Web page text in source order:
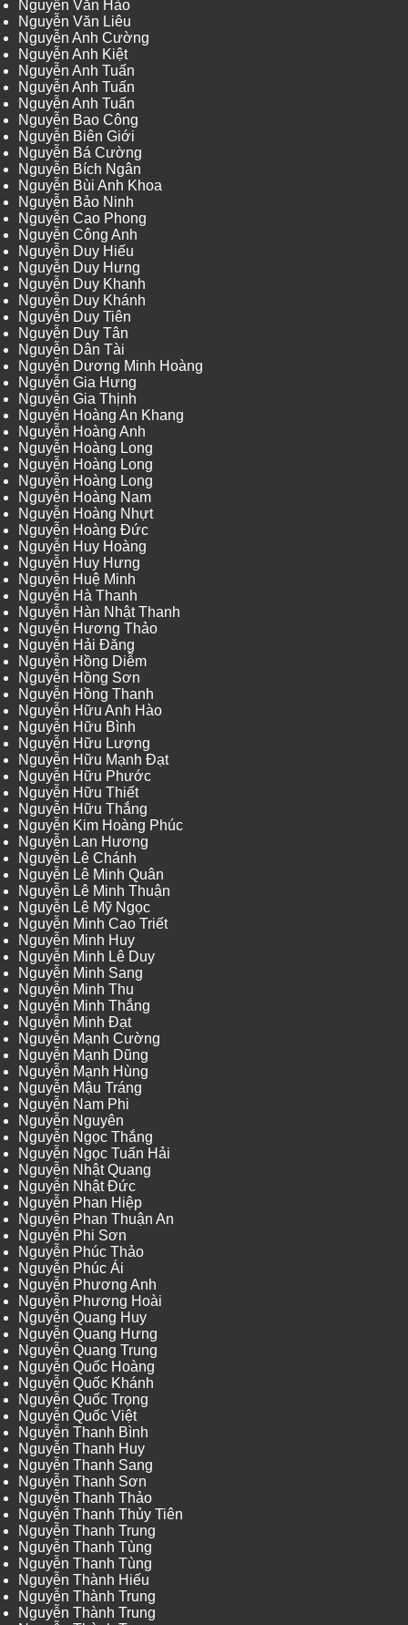
Nguyễn Văn Hào
Nguyễn Văn Liêu
Nguyễn Anh Cường
Nguyễn Anh Kiệt
Nguyễn Anh Tuấn
Nguyễn Anh Tuấn
Nguyễn Anh Tuấn
Nguyễn Bao Công
Nguyễn Biên Giới
Nguyễn Bá Cường
Nguyễn Bích Ngân
Nguyễn Bùi Anh Khoa
Nguyễn Bảo Ninh
Nguyễn Cao Phong
Nguyễn Công Anh
Nguyễn Duy Hiếu
Nguyễn Duy Hưng
Nguyễn Duy Khanh
Nguyễn Duy Khánh
Nguyễn Duy Tiên
Nguyễn Duy Tân
Nguyễn Dân Tài
Nguyễn Dương Minh Hoàng
Nguyễn Gia Hưng
Nguyễn Gia Thịnh
Nguyễn Hoàng An Khang
Nguyễn Hoàng Anh
Nguyễn Hoàng Long
Nguyễn Hoàng Long
Nguyễn Hoàng Long
Nguyễn Hoàng Nam
Nguyễn Hoàng Nhựt
Nguyễn Hoàng Đức
Nguyễn Huy Hoàng
Nguyễn Huy Hưng
Nguyễn Huệ Minh
Nguyễn Hà Thanh
Nguyễn Hàn Nhật Thanh
Nguyễn Hương Thảo
Nguyễn Hải Đăng
Nguyễn Hồng Diễm
Nguyễn Hồng Sơn
Nguyễn Hồng Thanh
Nguyễn Hữu Anh Hào
Nguyễn Hữu Bình
Nguyễn Hữu Lượng
Nguyễn Hữu Mạnh Đạt
Nguyễn Hữu Phước
Nguyễn Hữu Thiết
Nguyễn Hữu Thắng
Nguyễn Kim Hoàng Phúc
Nguyễn Lan Hương
Nguyễn Lê Chánh
Nguyễn Lê Minh Quân
Nguyễn Lê Minh Thuận
Nguyễn Lê Mỹ Ngọc
Nguyễn Minh Cao Triết
Nguyễn Minh Huy
Nguyễn Minh Lê Duy
Nguyễn Minh Sang
Nguyễn Minh Thu
Nguyễn Minh Thắng
Nguyễn Minh Đạt
Nguyễn Mạnh Cường
Nguyễn Mạnh Dũng
Nguyễn Mạnh Hùng
Nguyễn Mậu Tráng
Nguyễn Nam Phi
Nguyễn Nguyên
Nguyễn Ngọc Thắng
Nguyễn Ngọc Tuấn Hải
Nguyễn Nhật Quang
Nguyễn Nhật Đức
Nguyễn Phan Hiệp
Nguyễn Phan Thuận An
Nguyễn Phi Sơn
Nguyễn Phúc Thảo
Nguyễn Phúc Ái
Nguyễn Phương Anh
Nguyễn Phương Hoài
Nguyễn Quang Huy
Nguyễn Quang Hưng
Nguyễn Quang Trung
Nguyễn Quốc Hoàng
Nguyễn Quốc Khánh
Nguyễn Quốc Trọng
Nguyễn Quốc Việt
Nguyễn Thanh Bình
Nguyễn Thanh Huy
Nguyễn Thanh Sang
Nguyễn Thanh Sơn
Nguyễn Thanh Thảo
Nguyễn Thanh Thủy Tiên
Nguyễn Thanh Trung
Nguyễn Thanh Tùng
Nguyễn Thanh Tùng
Nguyễn Thành Hiếu
Nguyễn Thành Trung
Nguyễn Thành Trung